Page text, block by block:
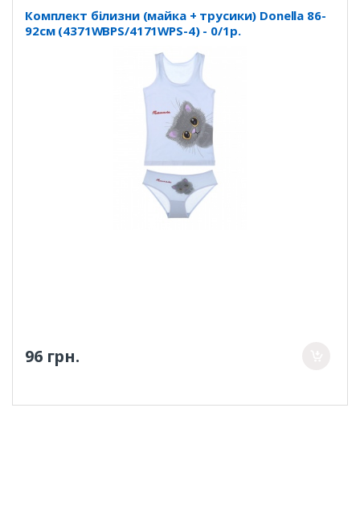
Комплект білизни (майка + трусики) Donella 86-
92см (4371WBPS/4171WPS-4) - 0/1р.
96 грн.